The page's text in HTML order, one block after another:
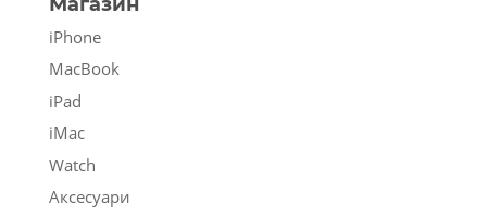
iPhone
MacBook
iPad
iMac
Watch
Аксесуари